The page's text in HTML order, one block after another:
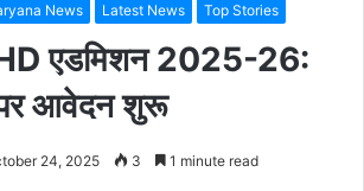
News Latest News Top Stories
एडमिशन 2025-26:
आवेदन शुरू
24, 2025 3 1 minute read